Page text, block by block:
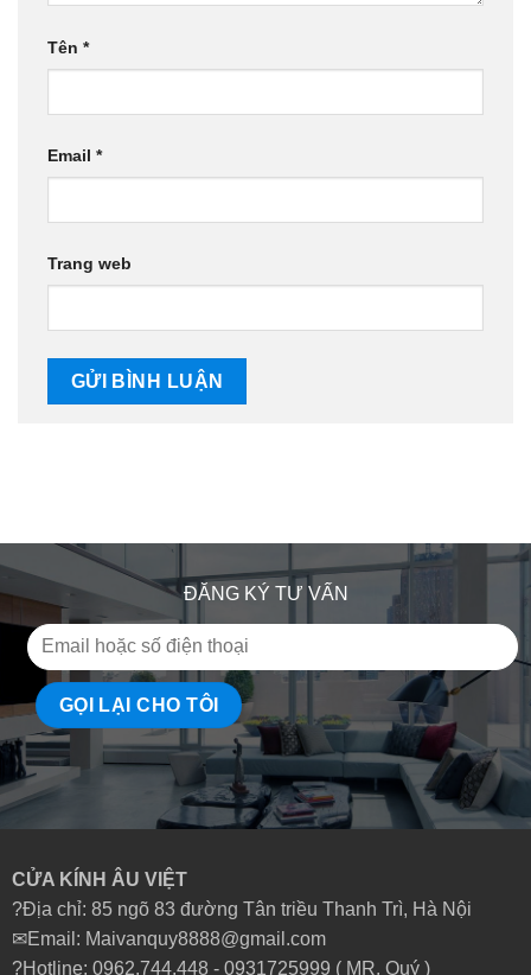
Tên *
Email *
Trang web
ĐĂNG KÝ TƯ VẤN
CỬA KÍNH ÂU VIỆT
?Địa chỉ: 85 ngõ 83 đường Tân triều Thanh Trì, Hà Nội
✉Email: Maivanquy8888@gmail.com
?Hotline: 0962.744.448 - 0931725999 ( MR. Quý )